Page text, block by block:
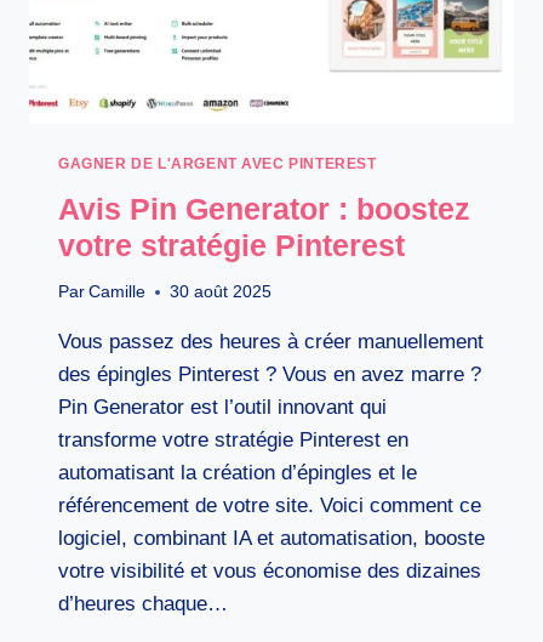
GAGNER DE L'ARGENT AVEC PINTEREST
Avis Pin Generator : boostez
votre stratégie Pinterest
Par Camille 30 août 2025
Vous passez des heures à créer manuellement
des épingles Pinterest ? Vous en avez marre ?
Pin Generator est l’outil innovant qui
transforme votre stratégie Pinterest en
automatisant la création d’épingles et le
référencement de votre site. Voici comment ce
logiciel, combinant IA et automatisation, booste
votre visibilité et vous économise des dizaines
d’heures chaque…